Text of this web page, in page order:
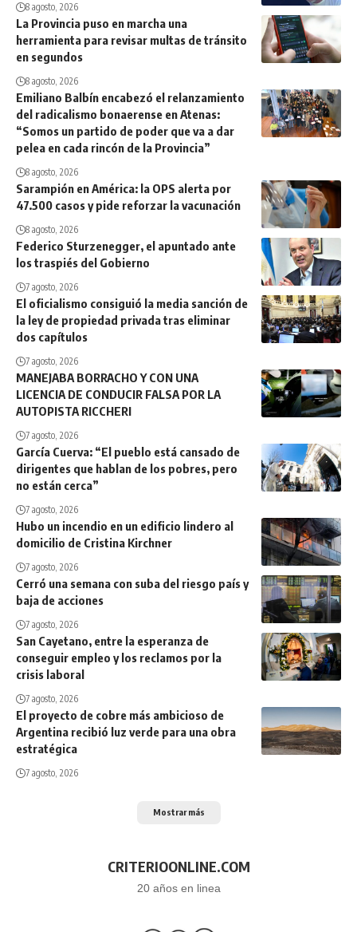
8 agosto, 2026
La Provincia puso en marcha una
herramienta para revisar multas de tránsito
en segundos
8 agosto, 2026
Emiliano Balbín encabezó el relanzamiento
del radicalismo bonaerense en Atenas:
“Somos un partido de poder que va a dar
pelea en cada rincón de la Provincia”
8 agosto, 2026
Sarampión en América: la OPS alerta por
47.500 casos y pide reforzar la vacunación
8 agosto, 2026
Federico Sturzenegger, el apuntado ante
los traspiés del Gobierno
7 agosto, 2026
El oficialismo consiguió la media sanción de
la ley de propiedad privada tras eliminar
dos capítulos
7 agosto, 2026
MANEJABA BORRACHO Y CON UNA
LICENCIA DE CONDUCIR FALSA POR LA
AUTOPISTA RICCHERI
7 agosto, 2026
García Cuerva: “El pueblo está cansado de
dirigentes que hablan de los pobres, pero
no están cerca”
7 agosto, 2026
Hubo un incendio en un edificio lindero al
domicilio de Cristina Kirchner
7 agosto, 2026
Cerró una semana con suba del riesgo país y
baja de acciones
7 agosto, 2026
San Cayetano, entre la esperanza de
conseguir empleo y los reclamos por la
crisis laboral
7 agosto, 2026
El proyecto de cobre más ambicioso de
Argentina recibió luz verde para una obra
estratégica
7 agosto, 2026
Mostrar más
CRITERIOONLINE.COM
20 años en linea